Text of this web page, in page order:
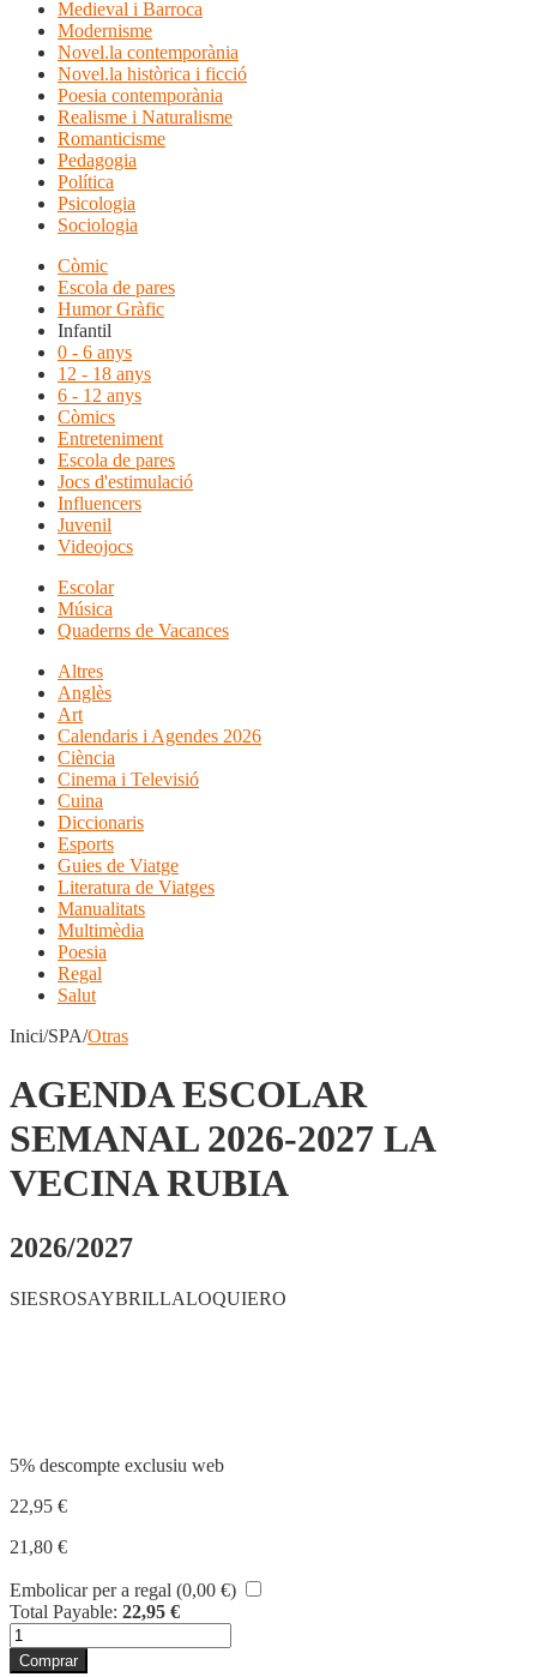
Medieval i Barroca
Modernisme
Novel.la contemporània
Novel.la històrica i ficció
Poesia contemporània
Realisme i Naturalisme
Romanticisme
Pedagogia
Política
Psicologia
Sociologia
Còmic
Escola de pares
Humor Gràfic
Infantil
0 - 6 anys
12 - 18 anys
6 - 12 anys
Còmics
Entreteniment
Escola de pares
Jocs d'estimulació
Influencers
Juvenil
Videojocs
Escolar
Música
Quaderns de Vacances
Altres
Anglès
Art
Calendaris i Agendes 2026
Ciència
Cinema i Televisió
Cuina
Diccionaris
Esports
Guies de Viatge
Literatura de Viatges
Manualitats
Multimèdia
Poesia
Regal
Salut
Inici/SPA/Otras
AGENDA ESCOLAR
SEMANAL 2026-2027 LA
VECINA RUBIA
2026/2027
SIESROSAYBRILLALOQUIERO
5% descompte exclusiu web
22,95 €
21,80 €
Embolicar per a regal (0,00 €)
Total Payable: 22,95 €
quantitat
deComprar